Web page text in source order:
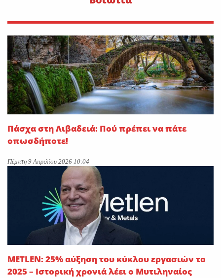
Πάσχα στη Λιβαδειά: Πού πρέπει να πάτε
οπωσδήποτε!
Πέμπτη 9 Απριλίου 2026 10:04
METLEN: 25% αύξηση του κύκλου εργασιών το
2025 – Ιστορική χρονιά λέει ο Μυτιληναίος